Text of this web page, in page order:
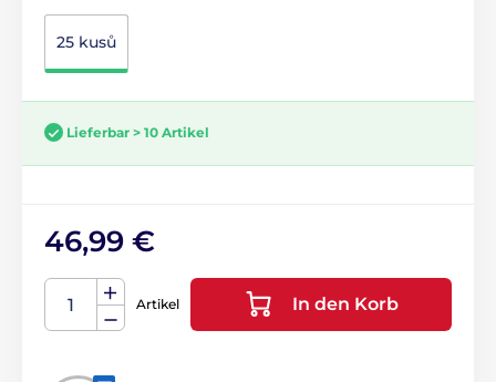
25 kusů
Lieferbar > 10 Artikel
46,99 €
Artikel In den Korb